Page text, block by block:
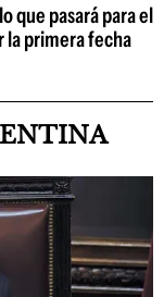
que pasará para el
la primera fecha